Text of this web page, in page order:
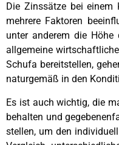
Die Zinssätze bei einem
mehrere Faktoren
unter anderem die
allgemeine
Schufa bereitstellen,
naturgemäß in den
Es ist auch wichtig, die
behalten und
stellen, um den